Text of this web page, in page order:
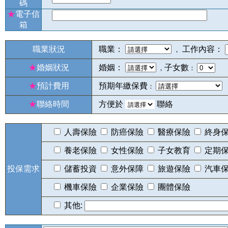
碼
★電子信
箱
職業狀況 職業： ， 工作內容：
★婚姻狀況 婚姻： ， 子女數 ：
★預計費用 預期年繳保費 ：
★聯絡時間 方便於 聯絡
投保需求
人壽保險 防癌保險 醫療保險 終身
養老保險 女性保險 子女教育 定期
儲蓄投資 意外保障 旅遊保險 汽車
機車保險 企業保險 團體保險
其他: